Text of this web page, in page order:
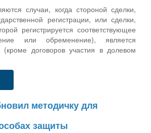
случаи, когда стороной сделки,
регистрации, или сделки,
регистрируется соответствующее
или обременение), является
договоров участия в долевом
методичку для
защиты